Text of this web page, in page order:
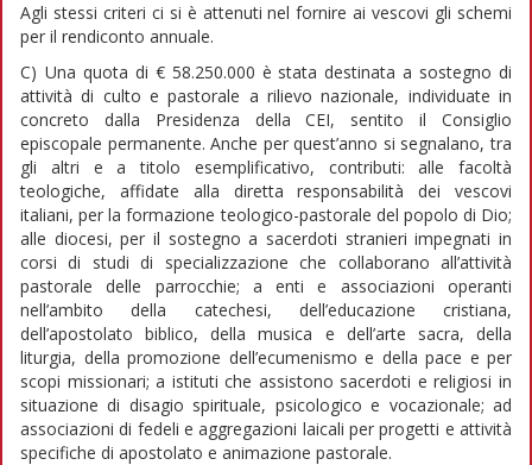
Agli stessi criteri ci si è attenuti nel fornire ai vescovi gli schemi
per il rendiconto annuale.
C) Una quota di € 58.250.000 è stata destinata a sostegno di
attività di culto e pastorale a rilievo nazionale, individuate in
concreto dalla Presidenza della CEI, sentito il Consiglio
episcopale permanente. Anche per quest’anno si segnalano, tra
gli altri e a titolo esemplificativo, contributi: alle facoltà
teologiche, affidate alla diretta responsabilità dei vescovi
italiani, per la formazione teologico-pastorale del popolo di Dio;
alle diocesi, per il sostegno a sacerdoti stranieri impegnati in
corsi di studi di specializzazione che collaborano all’attività
pastorale delle parrocchie; a enti e associazioni operanti
nell’ambito della catechesi, dell’educazione cristiana,
dell’apostolato biblico, della musica e dell’arte sacra, della
liturgia, della promozione dell’ecumenismo e della pace e per
scopi missionari; a istituti che assistono sacerdoti e religiosi in
situazione di disagio spirituale, psicologico e vocazionale; ad
associazioni di fedeli e aggregazioni laicali per progetti e attività
specifiche di apostolato e animazione pastorale.